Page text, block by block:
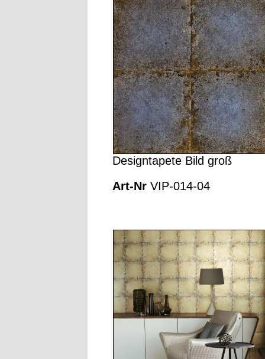
Designtapete Bild groß
Art-Nr VIP-014-04